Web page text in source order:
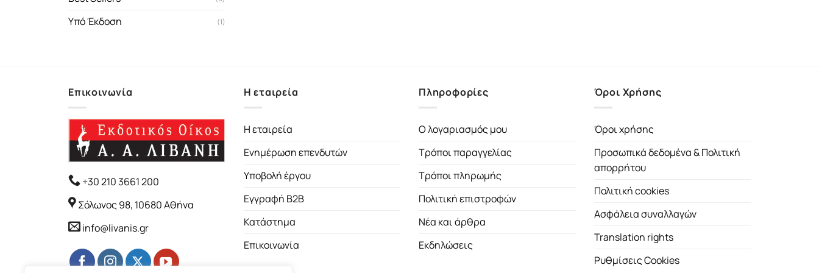
Υπό Έκδοση (1)
Επικοινωνία
+30 210 3661 200
Σόλωνος 98, 10680 Αθήνα
info@livanis.gr
Η εταιρεία
Η εταιρεία
Ενημέρωση επενδυτών
Υποβολή έργου
Εγγραφή B2B
Κατάστημα
Επικοινωνία
Πληροφορίες
Ο λογαριασμός μου
Τρόποι παραγγελίας
Τρόποι πληρωμής
Πολιτική επιστροφών
Νέα και άρθρα
Εκδηλώσεις
Όροι Χρήσης
Όροι χρήσης
Προσωπικά δεδομένα & Πολιτική
απορρήτου
Πολιτική cookies
Ασφάλεια συναλλαγών
Translation rights
Ρυθμίσεις Cookies